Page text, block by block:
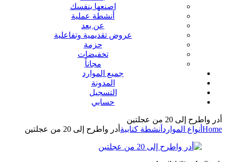
اصنعها بنفسك
أنشطة عملية
عن بعد
عروض تقديمية وتفاعلية
حزمة
تخفيضات
مجاناً
جميع الموارد
المدونة
التسجيل
حسابي
أدر واطرح إلى 20 من عجلتين
Home أنواع الموارد أنشطة كتابية أدر واطرح إلى 20 من عجلتين